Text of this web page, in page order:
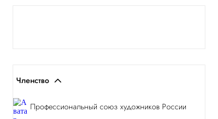
Членство
Профессиональный союз художников России